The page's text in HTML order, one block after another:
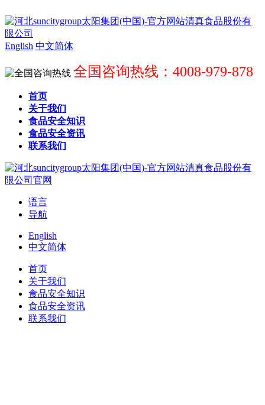
English 中文简体
全国咨询热线：4008-979-878
首页
关于我们
食品安全知识
食品安全资讯
联系我们
语言
导航
English
中文简体
首页
关于我们
食品安全知识
食品安全资讯
联系我们